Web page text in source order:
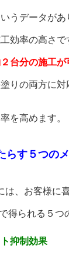
ータがあり
率の高さで
台分の施工が
両方に対応
高めます。
らす５つの
、お客様に
られる５つ
抑制効果